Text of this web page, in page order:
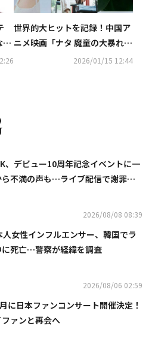
自
世界的大ヒットを記録！中国ア
ニメ映画「ナタ 魔童の大暴れ」
の韓国語吹替にチョン・ジソ＆
2026/01/15 12:44
、デビュー10周年記念イベントに一
不満の声も…ライブ配信で謝罪
2026/08/08 08:39
人女性インフルエンサー、韓国でラ
に死亡…警察が経緯を調査
2026/08/06 02:59
に日本ファンコンサート開催決定！
ァンと再会へ